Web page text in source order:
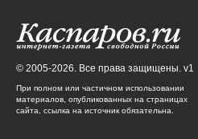
© 2005-2026. Все права защищены. v1
При полном или частичном использовании
материалов, опубликованных на страницах
сайта, ссылка на источник обязательна.